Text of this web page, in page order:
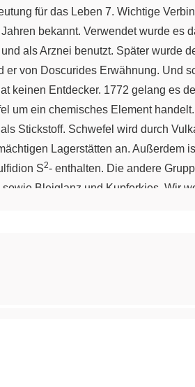
für das Leben 7. Wichtige
bekannt. Verwendet wurde es
als Arznei benutzt. Später wurde
von Doscurides Erwähnung. Und
keinen Entdecker. 1772 gelang es
um ein chemisches Element
Stickstoff. Schwefel wird durch
Lagerstätten an. Außerdem
S2- enthalten. Die andere
Bleiglanz und Kupferkies. Wir
+6. Der Name entstammt
erfolgt aus den Lagerstätten.
wird Schwefelwasserstoff H2S
reagiert er allerdings nicht.
-. Die